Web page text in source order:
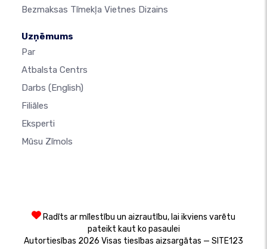
Bezmaksas Tīmekļa Vietnes Dizains
Uzņēmums
Par
Atbalsta Centrs
Darbs (English)
Filiāles
Eksperti
Mūsu Zīmols
Radīts ar mīlestību un aizrautību, lai ikviens varētu
pateikt kaut ko pasaulei
Autortiesības 2026 Visas tiesības aizsargātas — SITE123